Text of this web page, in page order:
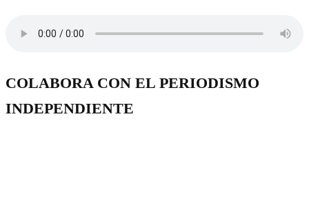
COLABORA CON EL PERIODISMO
INDEPENDIENTE